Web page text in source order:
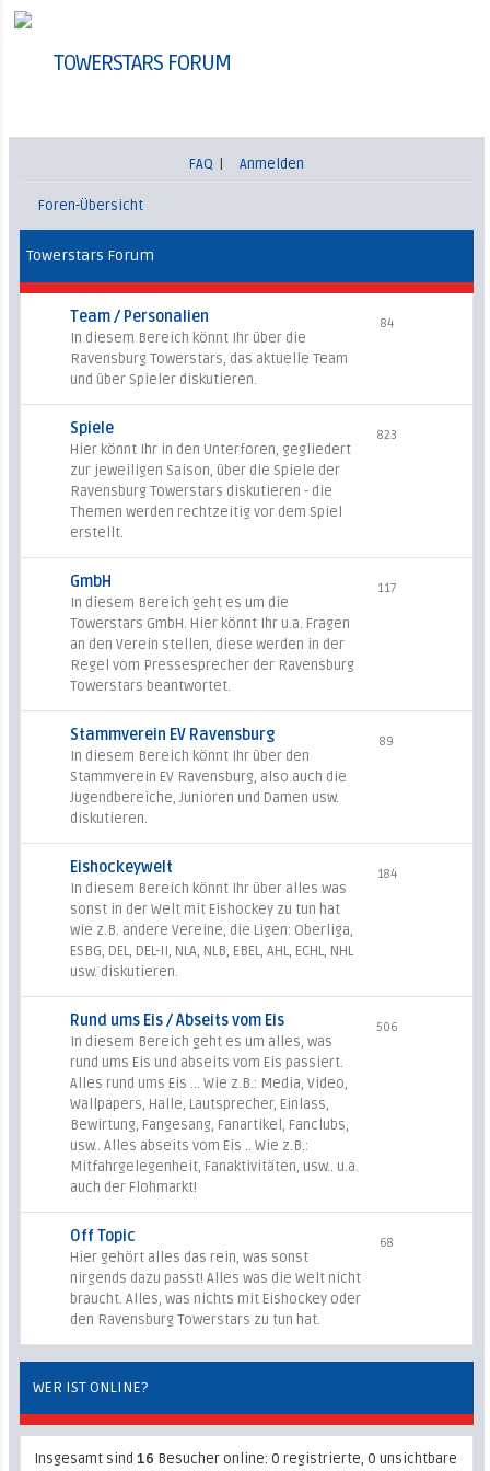
TOWERSTARS FORUM
FAQ Anmelden
Foren-Übersicht
Towerstars Forum
Team / Personalien
In diesem Bereich könnt Ihr über die
Ravensburg Towerstars, das aktuelle Team
und über Spieler diskutieren.
84
Spiele
Hier könnt Ihr in den Unterforen, gegliedert
zur jeweiligen Saison, über die Spiele der
Ravensburg Towerstars diskutieren - die
Themen werden rechtzeitig vor dem Spiel
erstellt.
823
GmbH
In diesem Bereich geht es um die
Towerstars GmbH. Hier könnt Ihr u.a. Fragen
an den Verein stellen, diese werden in der
Regel vom Pressesprecher der Ravensburg
Towerstars beantwortet.
117
Stammverein EV Ravensburg
In diesem Bereich könnt Ihr über den
Stammverein EV Ravensburg, also auch die
Jugendbereiche, Junioren und Damen usw.
diskutieren.
89
Eishockeywelt
In diesem Bereich könnt Ihr über alles was
sonst in der Welt mit Eishockey zu tun hat
wie z.B. andere Vereine, die Ligen: Oberliga,
ESBG, DEL, DEL-II, NLA, NLB, EBEL, AHL, ECHL, NHL
usw. diskutieren.
184
Rund ums Eis / Abseits vom Eis
In diesem Bereich geht es um alles, was
rund ums Eis und abseits vom Eis passiert.
Alles rund ums Eis ... Wie z.B.: Media, Video,
Wallpapers, Halle, Lautsprecher, Einlass,
Bewirtung, Fangesang, Fanartikel, Fanclubs,
usw.. Alles abseits vom Eis .. Wie z.B.:
Mitfahrgelegenheit, Fanaktivitäten, usw.. u.a.
auch der Flohmarkt!
506
Off Topic
Hier gehört alles das rein, was sonst
nirgends dazu passt! Alles was die Welt nicht
braucht. Alles, was nichts mit Eishockey oder
den Ravensburg Towerstars zu tun hat.
68
WER IST ONLINE?
Insgesamt sind16 Besucher online: 0 registrierte, 0 unsichtbare